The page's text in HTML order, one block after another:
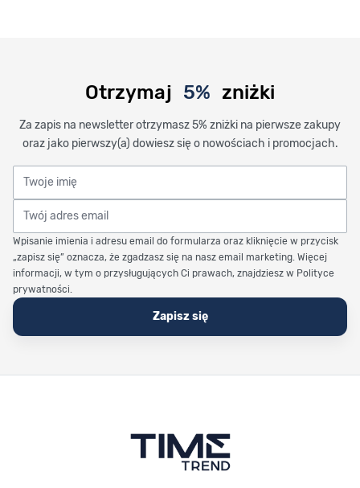
Otrzymaj 5% zniżki
Za zapis na newsletter otrzymasz 5% zniżki na pierwsze zakupy
oraz jako pierwszy(a) dowiesz się o nowościach i promocjach.
Twoje imię
Twój adres email
Wpisanie imienia i adresu email do formularza oraz kliknięcie w przycisk
„zapisz się” oznacza, że zgadzasz się na nasz email marketing. Więcej
informacji, w tym o przysługujących Ci prawach, znajdziesz w Polityce
prywatności.
Zapisz się